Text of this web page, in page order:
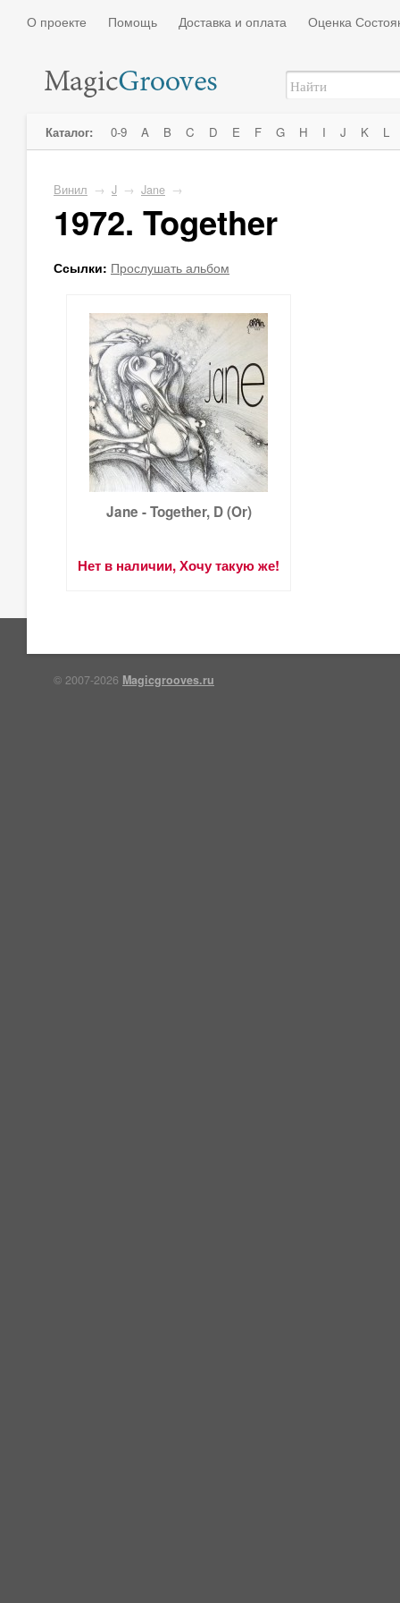
О проекте Помощь Доставка и оплата Оценка
Каталог: 0-9 A B C D E F G H I J K L
Винил → J → Jane →
1972. Together
Ссылки: Прослушать альбом
Jane - Together, D (Or)
Нет в наличии, Хочу такую же!
© 2007-2026 Magicgrooves.ru